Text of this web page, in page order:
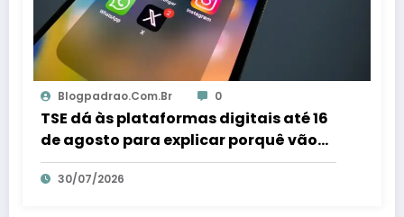
Blogpadrao.com.br 0
TSE dá às plataformas digitais até 16
de agosto para explicar porquê vão
combater fraudes eleitorais – Em Dia
ES 30/07/2026